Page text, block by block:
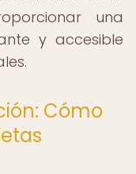
una
y accesible
Cómo